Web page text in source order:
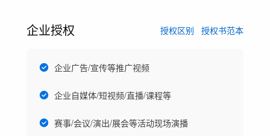
企业授权 授权区别 授权书范本
企业广告/宣传等推广视频
企业自媒体/短视频/直播/课程等
赛事/会议/演出/展会等活动现场演播